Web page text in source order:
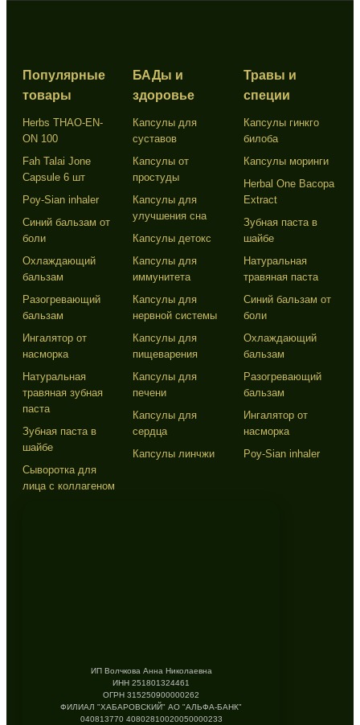
Популярные
товары
Herbs THAO-EN-
ON 100
Fah Talai Jone
Capsule 6 шт
Poy-Sian inhaler
Синий бальзам от
боли
Охлаждающий
бальзам
Разогревающий
бальзам
Ингалятор от
насморка
Натуральная
травяная зубная
паста
Зубная паста в
шайбе
Сыворотка для
лица с коллагеном
БАДы и
здоровье
Капсулы для
суставов
Капсулы от
простуды
Капсулы для
улучшения сна
Капсулы детокс
Капсулы для
иммунитета
Капсулы для
нервной системы
Капсулы для
пищеварения
Капсулы для
печени
Капсулы для
сердца
Капсулы линчжи
Травы и
специи
Капсулы гинкго
билоба
Капсулы моринги
Herbal One Bacopa
Extract
Зубная паста в
шайбе
Натуральная
травяная паста
Синий бальзам от
боли
Охлаждающий
бальзам
Разогревающий
бальзам
Ингалятор от
насморка
Poy-Sian inhaler
ИП Волчкова Анна Николаевна
ИНН 251801324461
ОГРН 315250900000262
ФИЛИАЛ "ХАБАРОВСКИЙ" АО "АЛЬФА-БАНК"
040813770 40802810020050000233